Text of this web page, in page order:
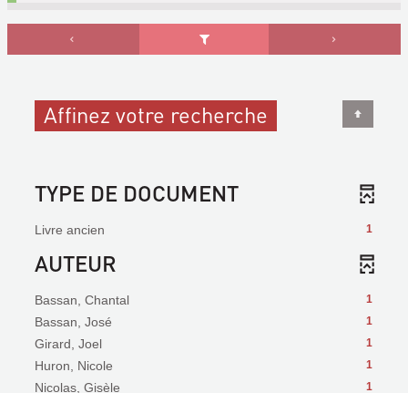
Affinez votre recherche
TYPE DE DOCUMENT
1
Livre ancien
AUTEUR
1
Bassan, Chantal
1
Bassan, José
1
Girard, Joel
1
Huron, Nicole
1
Nicolas, Gisèle